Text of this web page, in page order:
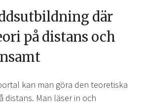
där
på distans och
kan man göra den teoretiska
distans. Man läser in och